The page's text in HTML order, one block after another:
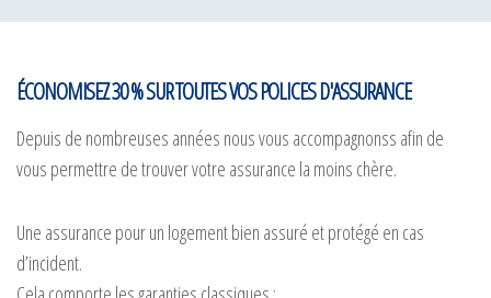
ÉCONOMISEZ 30 % SUR TOUTES VOS POLICES D'ASSURANCE
Depuis de nombreuses années nous vous accompagnonss afin de
vous permettre de trouver votre assurance la moins chère.
Une assurance pour un logement bien assuré et protégé en cas
d’incident.